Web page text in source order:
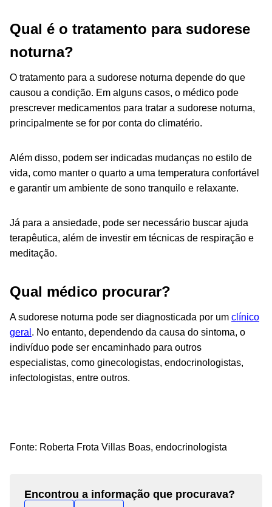
Qual é o tratamento para sudorese
noturna?
O tratamento para a sudorese noturna depende do que
causou a condição. Em alguns casos, o médico pode
prescrever medicamentos para tratar a sudorese noturna,
principalmente se for por conta do climatério.
Além disso, podem ser indicadas mudanças no estilo de
vida, como manter o quarto a uma temperatura confortável
e garantir um ambiente de sono tranquilo e relaxante.
Já para a ansiedade, pode ser necessário buscar ajuda
terapêutica, além de investir em técnicas de respiração e
meditação.
Qual médico procurar?
A sudorese noturna pode ser diagnosticada por um clínico
geral . No entanto, dependendo da causa do sintoma, o
indivíduo pode ser encaminhado para outros
especialistas, como ginecologistas, endocrinologistas,
infectologistas, entre outros.
Fonte: Roberta Frota Villas Boas, endocrinologista
Encontrou a informação que procurava?